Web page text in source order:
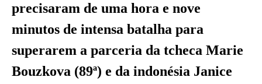
precisaram de uma hora e nove
minutos de intensa batalha para
superarem a parceria da tcheca Marie
Bouzkova (89ª) e da indonésia Janice